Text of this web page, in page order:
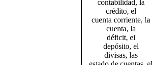
contabilidad, la
crédito, el
cuenta corriente, la
cuenta, la
déficit, el
depósito, el
divisas, las